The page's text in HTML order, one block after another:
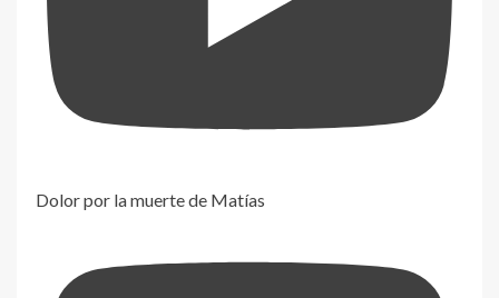
Dolor por la muerte de Matías